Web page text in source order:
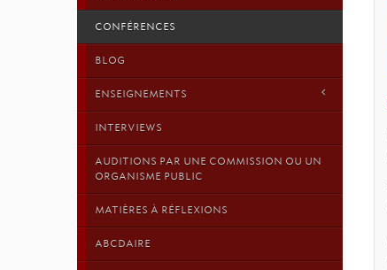
CONFÉRENCES
BLOG
ENSEIGNEMENTS
INTERVIEWS
AUDITIONS PAR UNE COMMISSION OU UN
ORGANISME PUBLIC
MATIÈRES À RÉFLEXIONS
ABCDAIRE